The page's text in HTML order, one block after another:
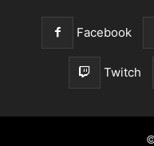
Facebook
Twitch